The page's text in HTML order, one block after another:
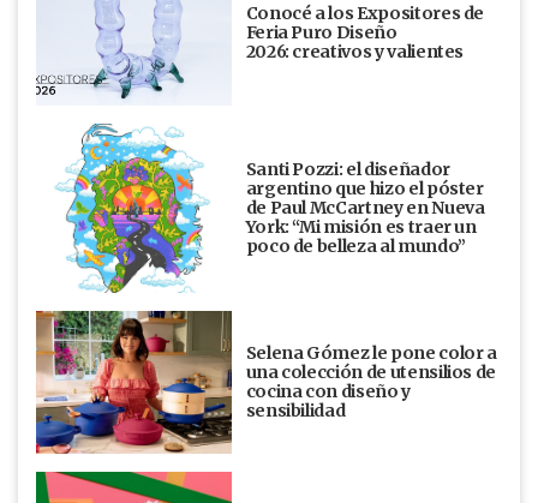
Conocé a los Expositores de
Feria Puro Diseño
2026: creativos y valientes
Santi Pozzi: el diseñador
argentino que hizo el póster
de Paul McCartney en Nueva
York: “Mi misión es traer un
poco de belleza al mundo”
Selena Gómez le pone color a
una colección de utensilios de
cocina con diseño y
sensibilidad